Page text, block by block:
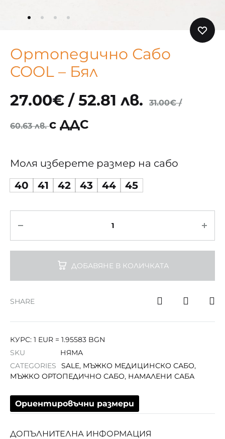
Ортопедично Сабо
COOL – Бял
27.00€ / 52.81 лв. 31.00€/
60.63 лв.с ДДС
Моля изберете размер на сабо
40
41 42 43 44 45
ДОБАВЯНЕ В КОЛИЧКАТА
SHARE
КУРС: 1 EUR = 1.95583 BGN
SKU
НЯМА
CATEGORIES
SALE, МЪЖКО МЕДИЦИНСКО САБО,
МЪЖКО ОРТОПЕДИЧНО САБО, НАМАЛЕНИ САБА
Ориентировъчни размери
ДОПЪЛНИТЕЛНА ИНФОРМАЦИЯ